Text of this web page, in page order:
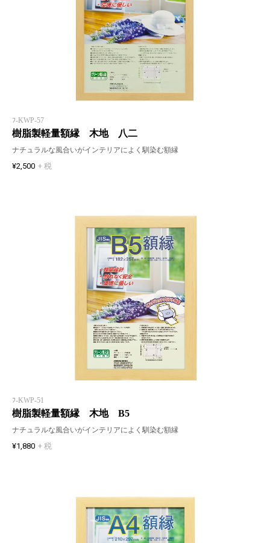
ﾌ-KWP-57
樹脂製軽量額縁 木地 八二
ナチュラルな風合いがインテリアによく馴染む額縁
¥2,500 + 税
ﾌ-KWP-51
樹脂製軽量額縁 木地 B5
ナチュラルな風合いがインテリアによく馴染む額縁
¥1,880 + 税